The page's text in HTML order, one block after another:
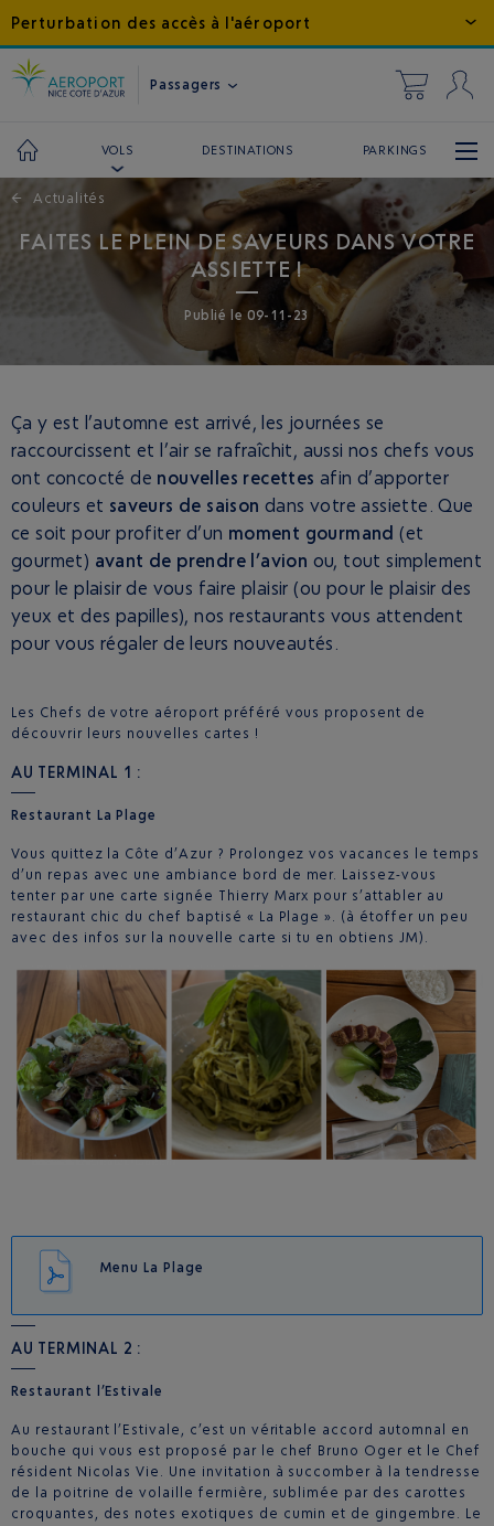
Perturbation des accès à l'aéroport
Passagers
VOLS DESTINATIONS PARKINGS
← Actualités
FAITES LE PLEIN DE SAVEURS DANS VOTRE
ASSIETTE !
Publié le 09-11-23
Ça y est l’automne est arrivé, les journées se
raccourcissent et l’air se rafraîchit, aussi nos chefs vous
ont concocté de nouvelles recettes afin d’apporter
couleurs et saveurs de saison dans votre assiette. Que
ce soit pour profiter d’un moment gourmand(et
gourmet) avant de prendre l’avion ou, tout simplement
pour le plaisir de vous faire plaisir (ou pour le plaisir des
yeux et des papilles), nos restaurants vous attendent
pour vous régaler de leurs nouveautés.
Les Chefs de votre aéroport préféré vous proposent de
découvrir leurs nouvelles cartes !
AU TERMINAL 1 :
Restaurant La Plage
Vous quittez la Côte d’Azur ? Prolongez vos vacances le temps
d’un repas avec une ambiance bord de mer. Laissez-vous
tenter par une carte signée Thierry Marx pour s’attabler au
restaurant chic du chef baptisé « La Plage ». (à étoffer un peu
avec des infos sur la nouvelle carte si tu en obtiens JM).
Menu La Plage
AU TERMINAL 2 :
Restaurant l’Estivale
Au restaurant l’Estivale, c’est un véritable accord automnal en
bouche qui vous est proposé par le chef Bruno Oger et le Chef
résident Nicolas Vie. Une invitation à succomber à la tendresse
de la poitrine de volaille fermière, sublimée par des carottes
croquantes, des notes exotiques de cumin et de gingembre. Le